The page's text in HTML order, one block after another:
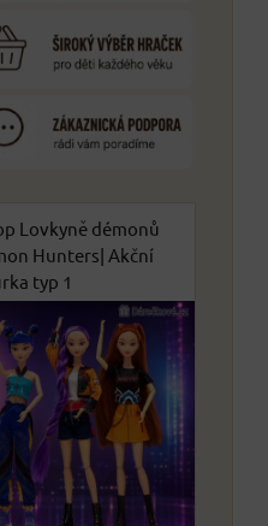
Lovkyně démonů
Hunters| Akční
typ 1